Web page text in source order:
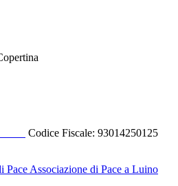
Codice Fiscale: 93014250125